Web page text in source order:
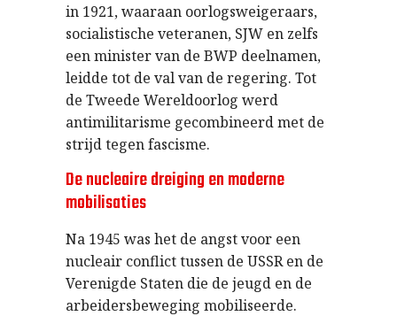
in 1921, waaraan oorlogsweigeraars,
socialistische veteranen, SJW en zelfs
een minister van de BWP deelnamen,
leidde tot de val van de regering. Tot
de Tweede Wereldoorlog werd
antimilitarisme gecombineerd met de
strijd tegen fascisme.
De nucleaire dreiging en moderne
mobilisaties
Na 1945 was het de angst voor een
nucleair conflict tussen de USSR en de
Verenigde Staten die de jeugd en de
arbeidersbeweging mobiliseerde.